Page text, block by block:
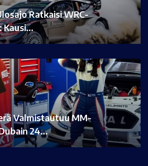
Ratkaisi WRC-
Kausi…
Valmistautuu MM-
24…